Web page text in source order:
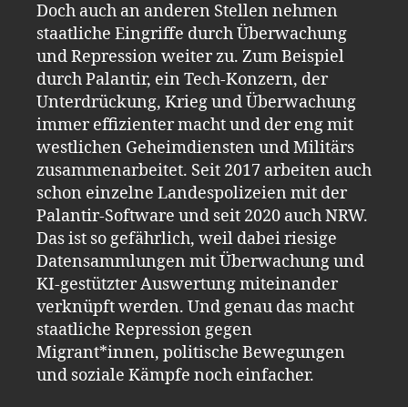
Doch auch an anderen Stellen nehmen
staatliche Eingriffe durch Überwachung
und Repression weiter zu. Zum Beispiel
durch Palantir, ein Tech-Konzern, der
Unterdrückung, Krieg und Überwachung
immer effizienter macht und der eng mit
westlichen Geheimdiensten und Militärs
zusammenarbeitet. Seit 2017 arbeiten auch
schon einzelne Landespolizeien mit der
Palantir-Software und seit 2020 auch NRW.
Das ist so gefährlich, weil dabei riesige
Datensammlungen mit Überwachung und
KI-gestützter Auswertung miteinander
verknüpft werden. Und genau das macht
staatliche Repression gegen
Migrant*innen, politische Bewegungen
und soziale Kämpfe noch einfacher.